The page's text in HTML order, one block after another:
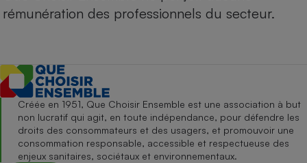
rémunération des professionnels du secteur.
Créée en 1951, Que Choisir Ensemble est une association à but
non lucratif qui agit, en toute indépendance, pour défendre les
droits des consommateurs et des usagers, et promouvoir une
consommation responsable, accessible et respectueuse des
enjeux sanitaires, sociétaux et environnementaux.